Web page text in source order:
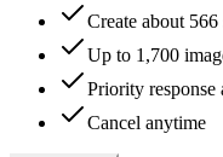
Create about
Up to 1,700
Priority response
Cancel anytime